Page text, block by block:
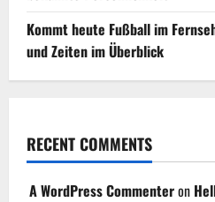
Kommt heute Fußball im
und Zeiten im Überblick
RECENT COMMENTS
A WordPress Commenteron